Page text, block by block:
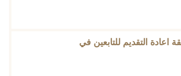
اعادة التقديم للتابعين في